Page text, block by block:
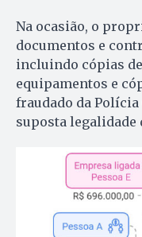
Na ocasião, o
documentos e
incluindo cópias
equipamentos e
fraudado da
suposta legalidade